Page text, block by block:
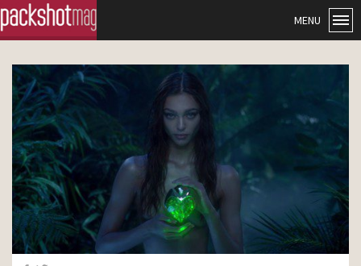
MENU